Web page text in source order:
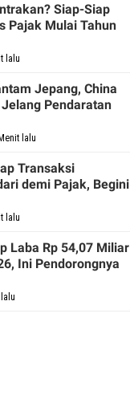
Siap-Siap
Pajak Mulai Tahun
lalu
Jepang, China
Pendaratan
lalu
Transaksi
demi Pajak, Begini
lalu
Laba Rp 54,07 Miliar
Ini Pendorongnya